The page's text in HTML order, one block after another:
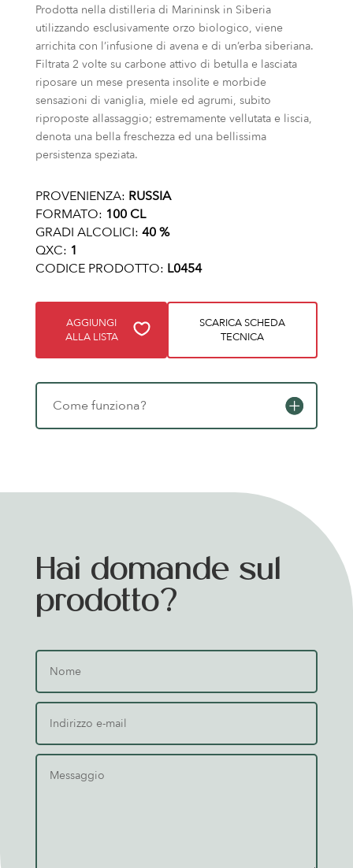
Prodotta nella distilleria di Marininsk in Siberia
utilizzando esclusivamente orzo biologico, viene
arrichita con l’infusione di avena e di un’erba siberiana.
Filtrata 2 volte su carbone attivo di betulla e lasciata
riposare un mese presenta insolite e morbide
sensazioni di vaniglia, miele ed agrumi, subito
riproposte allassaggio; estremamente vellutata e liscia,
denota una bella freschezza ed una bellissima
persistenza speziata.
PROVENIENZA: RUSSIA
FORMATO: 100 CL
GRADI ALCOLICI: 40 %
QXC: 1
CODICE PRODOTTO: L0454
AGGIUNGI
ALLA LISTA
SCARICA SCHEDA
TECNICA
Come funziona?
Hai domande sul
prodotto?